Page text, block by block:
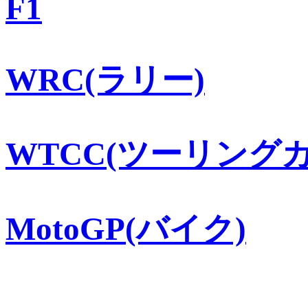
F1
WRC(ラリー)
WTCC(ツーリング
MotoGP(バイク)